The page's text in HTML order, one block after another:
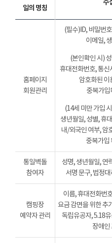
일의 명칭
수
홈페이지
회원관리
(필수)ID, 비밀번
이메일,
(본인확인 시)
휴대전화번호, 통신
암호화된 이
중복가입
(14세 미만 가입
생년월일, 성별, 휴
내/외국인 여부, 암
중복가입
통일벽돌
참여자
성명, 생년월일, 연
서명 문구, 법정
캠핑장
예약자 관리
이름, 휴대전화번
요금 감면을 위한 추
독립유공자, 5.18
장애인